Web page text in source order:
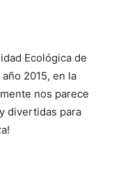
Ecológica de
2015, en la
nos parece
divertidas para